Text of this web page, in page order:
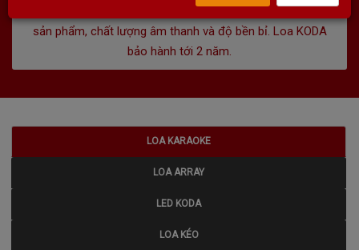
thưởng nên KODA luôn tự hào và cam kết về chất lượng
sản phẩm, chất lượng âm thanh và độ bền bỉ. Loa KODA
bảo hành tới 2 năm.
LOA KARAOKE
LOA ARRAY
LED KODA
LOA KÉO